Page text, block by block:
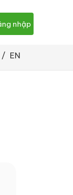
nhập
/ EN